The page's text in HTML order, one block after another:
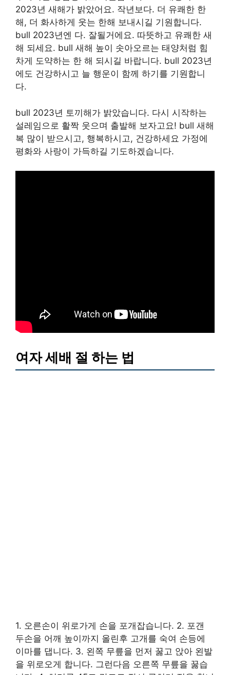
2023년 새해가 밝았어요. 작년보다. 더 유쾌한 한
해, 더 화사하게 웃는 한해 보내시길 기원합니다.
bull 2023년엔 다. 잘될거에요. 따뜻하고 유쾌한 새
해 되세요. bull 새해 높이 솟아오르는 태양처럼 힘
차게 도약하는 한 해 되시길 바랍니다. bull 2023년
에도 건강하시고 늘 행운이 함께 하기를 기원합니
다.
bull 2023년 토끼해가 밝았습니다. 다시 시작하는
설레임으로 활짝 웃으며 출발해 보자고요! bull 새해
복 많이 받으시고, 행복하시고, 건강하세요 가정에
평화와 사랑이 가득하길 기도하겠습니다.
여자 세배 절 하는 법
1. 오른손이 위로가게 손을 포개잡습니다. 2. 포갠
두손을 어깨 높이까지 올린후 고개를 숙여 손등에
이마를 댑니다. 3. 왼쪽 무릎을 먼저 꿇고 앉아 왼발
을 위로오게 합니다. 그런다음 오른쪽 무릎을 꿇습